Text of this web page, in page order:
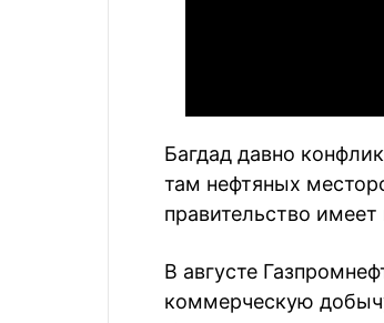
Багдад давно
там нефтяных
правительство
В августе
коммерческую